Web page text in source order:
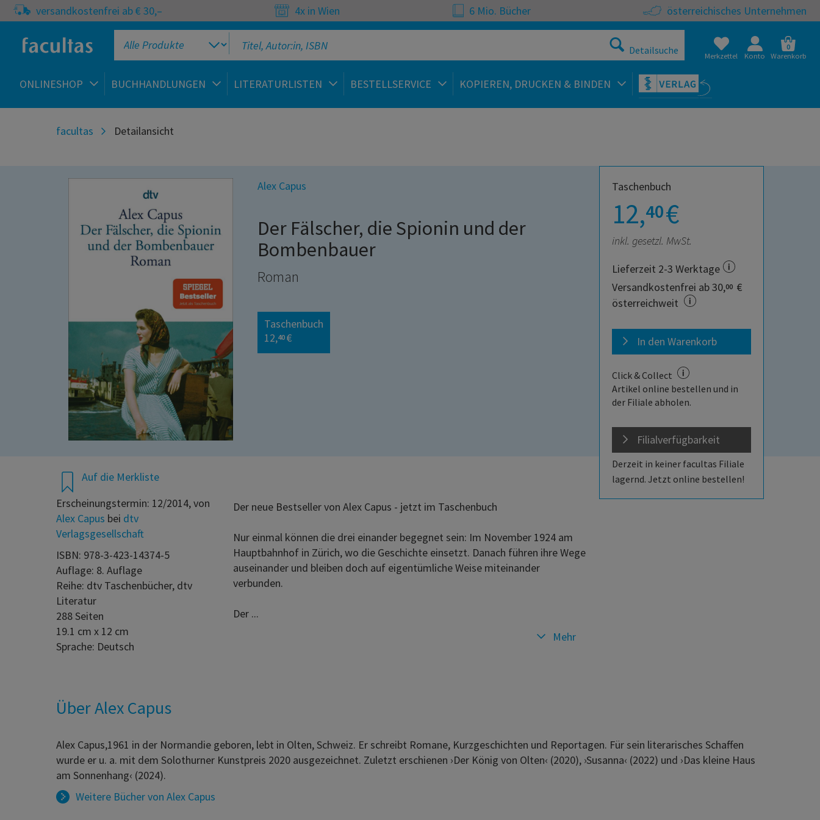
versandkostenfrei ab € 30,– 4x in Wien 6 Mio. Bücher österreichisches Unternehmen
Detailsuche Merkzettel Konto
0
Warenkorb
ONLINESHOP BUCHHANDLUNGEN LITERATURLISTEN BESTELLSERVICE KOPIEREN, DRUCKEN & BINDEN
facultas Detailansicht
Alex Capus
Der Fälscher, die Spionin und der
Bombenbauer
Roman
Taschenbuch
12,40 €
Taschenbuch
12,40€
inkl. gesetzl. MwSt.
Lieferzeit 2-3 Werktage
Versandkostenfrei ab 30,00 €
österreichweit
In den Warenkorb
Click & Collect
Artikel online bestellen und in
der Filiale abholen.
Filialverfügbarkeit
Derzeit in keiner facultas Filiale
lagernd. Jetzt online bestellen!
Auf die Merkliste
Erscheinungstermin: 12/2014, von
Alex Capus bei dtv
Verlagsgesellschaft
ISBN: 978-3-423-14374-5
Auflage: 8. Auflage
Reihe: dtv Taschenbücher, dtv
Literatur
288 Seiten
19.1 cm x 12 cm
Sprache: Deutsch
Der neue Bestseller von Alex Capus - jetzt im Taschenbuch
Nur einmal können die drei einander begegnet sein: Im November 1924 am
Hauptbahnhof in Zürich, wo die Geschichte einsetzt. Danach führen ihre Wege
auseinander und bleiben doch auf eigentümliche Weise miteinander
verbunden.
Der ...
Mehr
Über Alex Capus
Alex Capus,1961 in der Normandie geboren, lebt in Olten, Schweiz. Er schreibt Romane, Kurzgeschichten und Reportagen. Für sein literarisches Schaffen
wurde er u. a. mit dem Solothurner Kunstpreis 2020 ausgezeichnet. Zuletzt erschienen ›Der König von Olten‹ (2020), ›Susanna‹ (2022) und ›Das kleine Haus
am Sonnenhang‹ (2024).
Weitere Bücher von Alex Capus